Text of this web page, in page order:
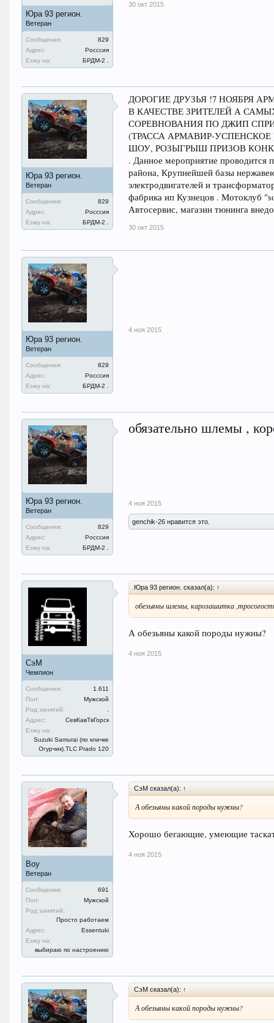
Юра 93 регион.
Ветеран
Сообщения:
829
Адрес:
Росссия
Езжу на:
БРДМ-2 .
30 окт 2015
Юра 93 регион.
Ветеран
Сообщения:
829
Адрес:
Росссия
Езжу на:
БРДМ-2 .
ДОРОГИЕ ДРУЗЬЯ !7 НОЯБРЯ
В КАЧЕСТВЕ ЗРИТЕЛЕЙ А
СОРЕВНОВАНИЯ ПО ДЖИП
(ТРАССА АРМАВИР-
ШОУ, РОЗЫГРЫШ ПРИЗОВ
. Данное мероприятие
района, Крупнейшей базы
электродвигателей и
фабрика ип Кузнецов . Мотоклуб
Автосервис, магазин тюнинга
30 окт 2015
Юра 93 регион.
Ветеран
Сообщения:
829
Адрес:
Росссия
Езжу на:
БРДМ-2 .
4 ноя 2015
Юра 93 регион.
Ветеран
Сообщения:
829
Адрес:
Росссия
Езжу на:
БРДМ-2 .
обязательно шлемы ,
4 ноя 2015
genchik-26 нравится это.
СэМ
Чемпион
Сообщения:
1.611
Пол:
Мужской
Род занятий:
Адрес:
СевКавТвГорск
Езжу на:
Suzuki Samurai (по кличке
Огурчик).TLC Prado 120
Юра 93 регион. сказал(а): ↑
обезьяны шлемы, карозашитка
А обезьяны какой породы нужны?
4 ноя 2015
Boy
Ветеран
Сообщения:
691
Пол:
Мужской
Род занятий:
Просто работаем
Адрес:
Essentuki
Езжу на:
выбираю по настроению
СэМ сказал(а): ↑
А обезьяны какой породы нужны?
Хорошо бегающие, умеющие
4 ноя 2015
СэМ сказал(а): ↑
А обезьяны какой породы нужны?